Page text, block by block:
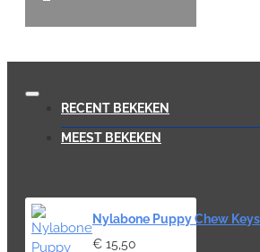
RECENT BEKEKEN
MEEST BEKEKEN
Nylabone Puppy Chew
€ 15,50